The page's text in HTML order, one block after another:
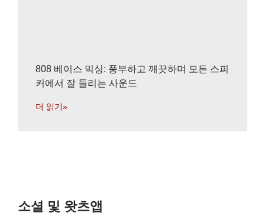
808 베이스 믹싱: 풍부하고 깨끗하며 모든 스피
커에서 잘 들리는 사운드
더 읽기»
소셜 및 왓츠앱